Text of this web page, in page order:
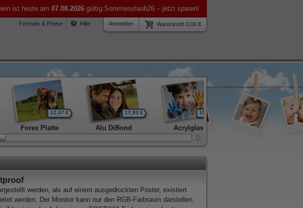
ist heute am07.08.2026 gültig:Sommerurlaub26 – jetzt sparen!
Anmelden Warenkorb 0,00 €
Formate & Preise Hilfe
12,47 €
Forex Platte
17,93 €
Alu DiBond
15,59 €
Acrylglas
52,46 €
TV-Abdeckung
werden, als auf einem ausgedruckten Poster, existiert
werden. Der Monitor kann nur den RGB-Farbraum darstellen,